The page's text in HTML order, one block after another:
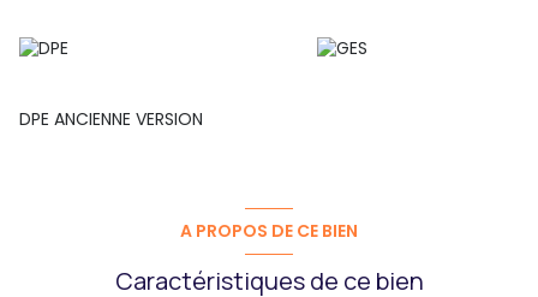
DPE ANCIENNE VERSION
A PROPOS DE CE BIEN
Caractéristiques de ce bien